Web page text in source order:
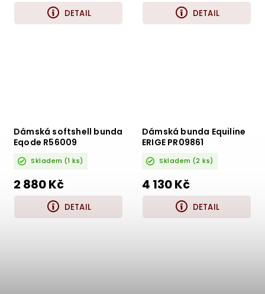
DETAIL DETAIL
Dámská softshell bunda
Eqode R56009
Skladem (1 ks)
2 880 Kč
DETAIL
Dámská bunda Equiline
ERIGE PR09861
Skladem (2 ks)
4 130 Kč
DETAIL